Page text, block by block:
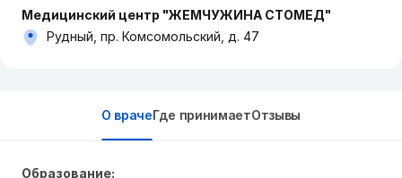
Медицинский центр "ЖЕМЧУЖИНА СТОМЕД"
Рудный, пр. Комсомольский, д. 47
О врачеГде принимаетОтзывы
Образование: